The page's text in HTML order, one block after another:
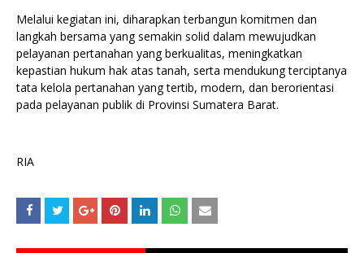
Melalui kegiatan ini, diharapkan terbangun komitmen dan
langkah bersama yang semakin solid dalam mewujudkan
pelayanan pertanahan yang berkualitas, meningkatkan
kepastian hukum hak atas tanah, serta mendukung terciptanya
tata kelola pertanahan yang tertib, modern, dan berorientasi
pada pelayanan publik di Provinsi Sumatera Barat.
RIA